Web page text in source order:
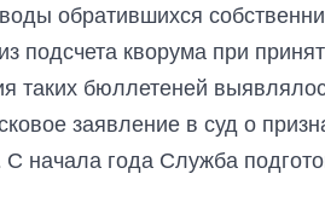
обратившихся
подсчета кворума при
таких бюллетеней
заявление в суд о
начала года Служба